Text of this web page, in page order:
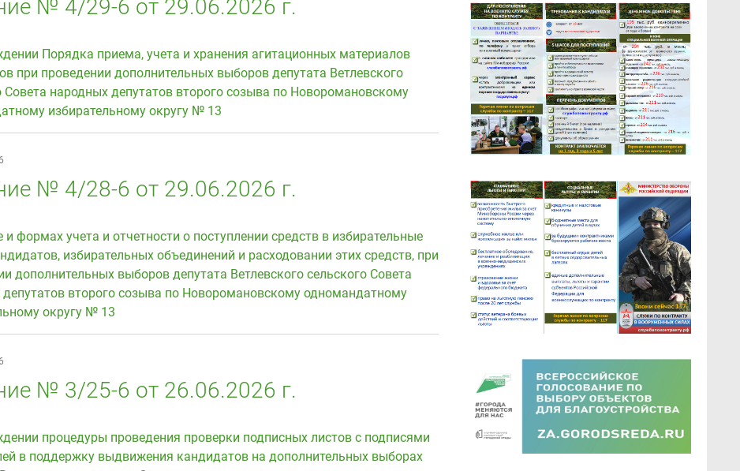
№ 4/29-6 от 29.06.2026 г.
Порядка приема, учета и хранения агитационных материалов
при проведении дополнительных выборов депутата Ветлевского
Совета народных депутатов второго созыва по Новоромановскому
избирательному округу № 13
№ 4/28-6 от 29.06.2026 г.
и формах учета и отчетности о поступлении средств в избирательные
избирательных объединений и расходовании этих средств, при
дополнительных выборов депутата Ветлевского сельского Совета
второго созыва по Новоромановскому одномандатному
округу № 13
№ 3/25-6 от 26.06.2026 г.
процедуры проведения проверки подписных листов с подписями
в поддержку выдвижения кандидатов на дополнительных выборах